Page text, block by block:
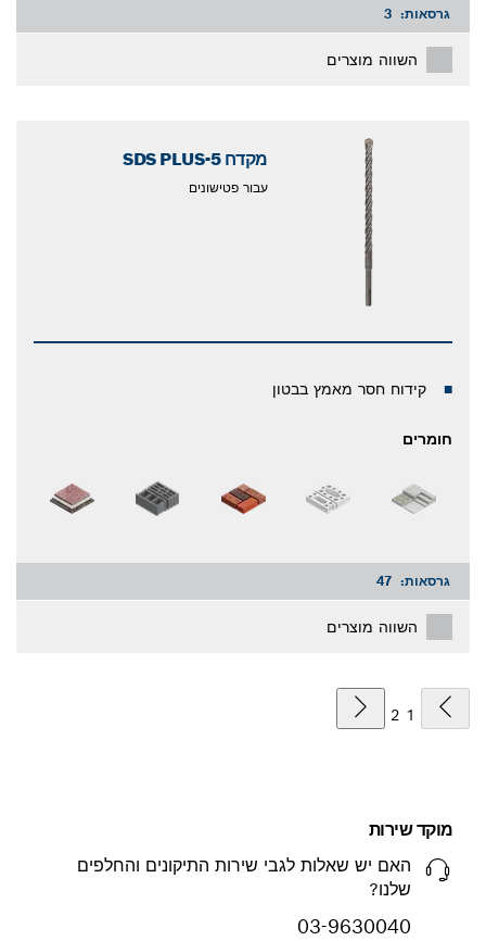
גרסאות: 3
השווה מוצרים
מקדח SDS PLUS-5
עבור פטישונים
קידוח חסר מאמץ בבטון
חומרים
גרסאות: 47
השווה מוצרים
1
2
מוקד שירות
האם יש שאלות לגבי שירות התיקונים והחלפים
שלנו?
03-9630040